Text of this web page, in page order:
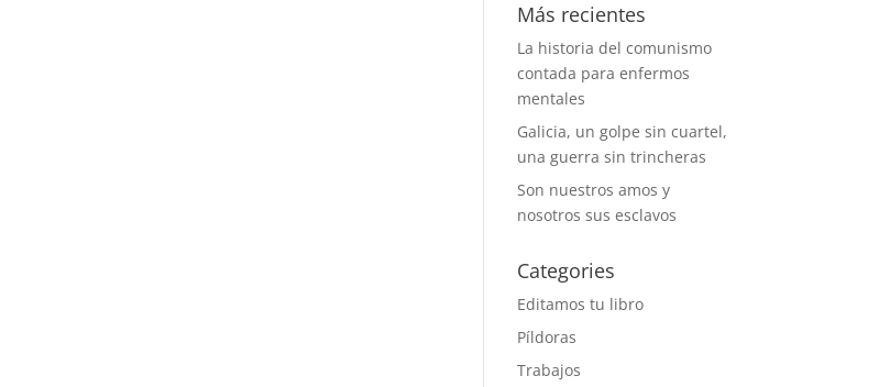
Más recientes
La historia del comunismo
contada para enfermos
mentales
Galicia, un golpe sin cuartel,
una guerra sin trincheras
Son nuestros amos y
nosotros sus esclavos
Categories
Editamos tu libro
Píldoras
Trabajos